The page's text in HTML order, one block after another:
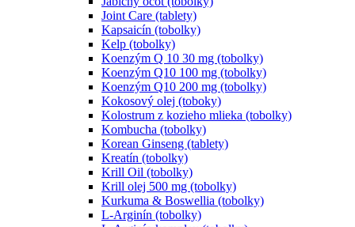
Joint Care (tablety)
Kapsaicín (tobolky)
Kelp (tobolky)
Koenzým Q 10 30 mg (tobolky)
Koenzým Q10 100 mg (tobolky)
Koenzým Q10 200 mg (tobolky)
Kokosový olej (toboky)
Kolostrum z kozieho mlieka (tobolky)
Kombucha (tobolky)
Korean Ginseng (tablety)
Kreatín (tobolky)
Krill Oil (tobolky)
Krill olej 500 mg (tobolky)
Kurkuma & Boswellia (tobolky)
L-Arginín (tobolky)